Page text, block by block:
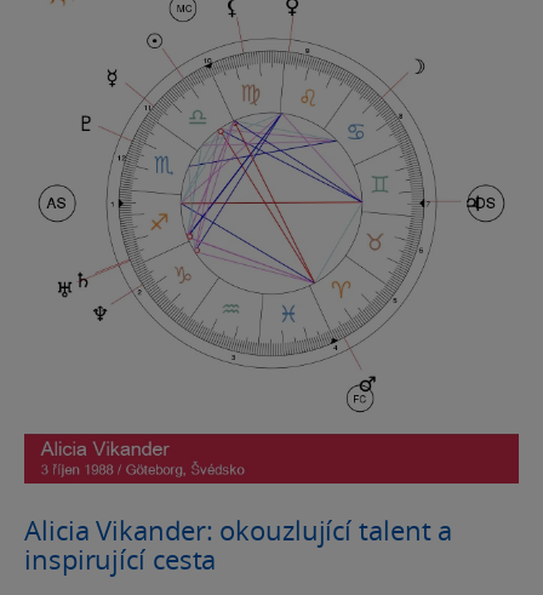
Alicia Vikander: okouzlující talent a
inspirující cesta